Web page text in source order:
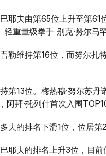
耶夫由第65位上升至第61
重量级拳手 别克·努尔马
勒维持第16位，而努尔扎
第13位。梅热穆·努尔苏丹
阿拜·托列什首次入围
夫的排名下滑1位，位居第
耶夫的排名上升3位，目